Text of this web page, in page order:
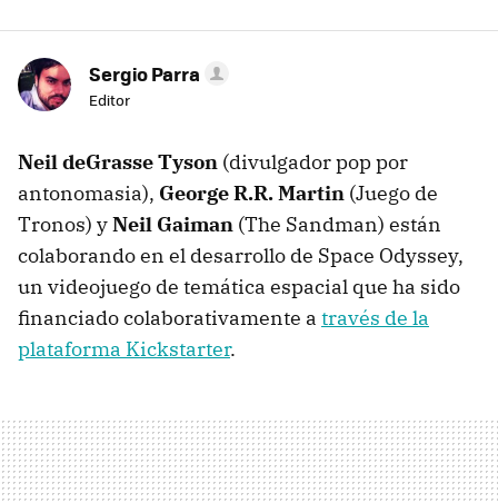
Sergio Parra
Editor
Neil deGrasse Tyson (divulgador pop por
antonomasia), George R.R. Martin (Juego de
Tronos) yNeil Gaiman (The Sandman) están
colaborando en el desarrollo de Space Odyssey,
un videojuego de temática espacial que ha sido
financiado colaborativamente a través de la
plataforma Kickstarter.